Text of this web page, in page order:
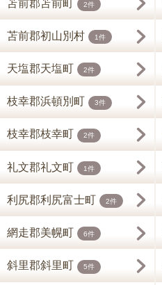
苫前郡苫前町 2件
苫前郡初山別村 1件
天塩郡天塩町 2件
枝幸郡浜頓別町 3件
枝幸郡枝幸町 2件
礼文郡礼文町 1件
利尻郡利尻富士町 2件
網走郡美幌町 6件
斜里郡斜里町 5件